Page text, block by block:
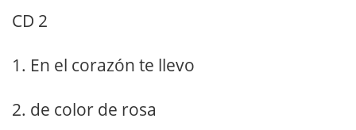
CD 2
1. En el corazón te llevo
2. de color de rosa